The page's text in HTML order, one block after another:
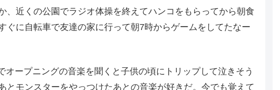
、近くの公園でラジオ体操を終えてハンコをもらってから朝食
ぐに自転車で友達の家に行って朝7時からゲームをしてたなー
オープニングの音楽を聞くと子供の頃にトリップして泣きそう
とモンスターをやっつけたあとの音楽が好きだ。今でも覚えて